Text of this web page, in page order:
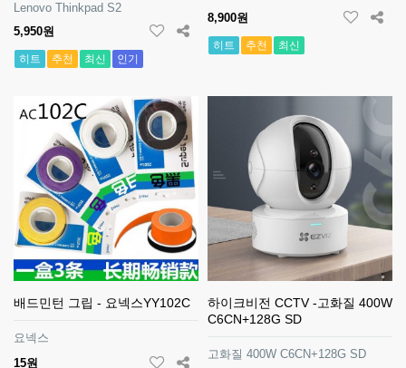
Lenovo Thinkpad S2
5,950원
히트 추천 최신 인기
8,900원
히트 추천 최신
배드민턴 그립 - 요넥스YY102C
요넥스
15원
하이크비전 CCTV -고화질 400W
C6CN+128G SD
고화질 400W C6CN+128G SD